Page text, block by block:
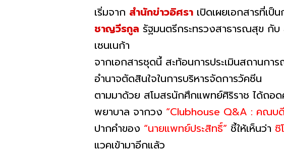
เริ่มจาก สำนักข่าวอิศรา เปิดเผยเอกสารที่เป็
ชาญวีรกูล รัฐมนตรีกระทรวงสาธารณสุข กั
เซนเนก้า
จากเอกสารชุดนี้ สะท้อนการประเมินสถานกา
อำนาจตัดสินใจในการบริหารจัดการวัคซีน
ตามมาด้วย สโมสรนักศึกแพทย์ศิริราช ได้ถ
พยาบาล จากวง “Clubhouse Q&A : คณบ
ปากคำของ “นายแพทย์ประสิทธิ์” ชี้ให้เห็นว่า ซิ
แวคเข้ามาอีกแล้ว